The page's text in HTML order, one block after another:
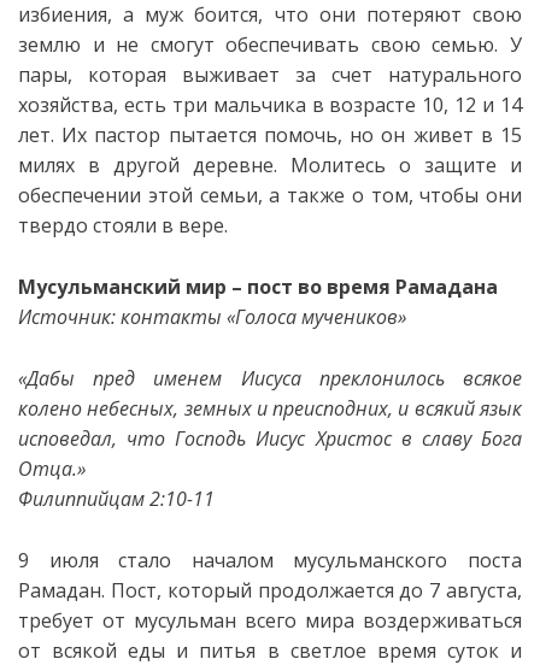
избиения, а муж боится, что они потеряют свою
землю и не смогут обеспечивать свою семью. У
пары, которая выживает за счет натурального
хозяйства, есть три мальчика в возрасте 10, 12 и 14
лет. Их пастор пытается помочь, но он живет в 15
милях в другой деревне. Молитесь о защите и
обеспечении этой семьи, а также о том, чтобы они
твердо стояли в вере.
Мусульманский мир – пост во время Рамадана
Источник: контакты «Голоса мучеников»
«Дабы пред именем Иисуса преклонилось всякое
колено небесных, земных и преисподних, и всякий язык
исповедал, что Господь Иисус Христос в славу Бога
Отца.»
Филиппийцам 2:10-11
9 июля стало началом мусульманского поста
Рамадан. Пост, который продолжается до 7 августа,
требует от мусульман всего мира воздерживаться
от всякой еды и питья в светлое время суток и